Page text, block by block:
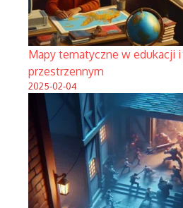
Mapy tematyczne w edukacji
przestrzennym
2025-02-04